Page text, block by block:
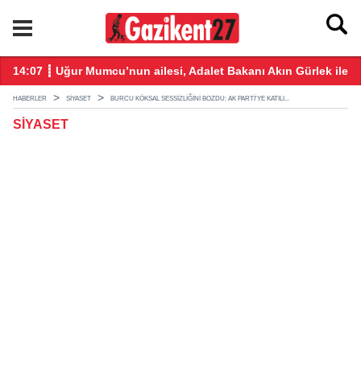
14:07 ┋ Uğur Mumcu’nun ailesi, Adalet Bakanı Akın Gürlek ile
HABERLER SIYASET BURCU KÖKSAL SESSIZLIĞINI BOZDU: AK PARTI'YE KATILI...
SIYASET